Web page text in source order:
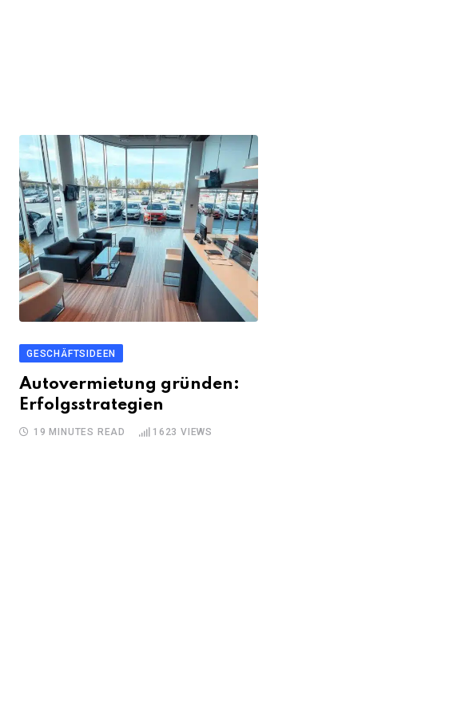
GESCHÄFTSIDEEN
Autovermietung gründen:
Erfolgsstrategien
19 MINUTES READ 1623 VIEWS